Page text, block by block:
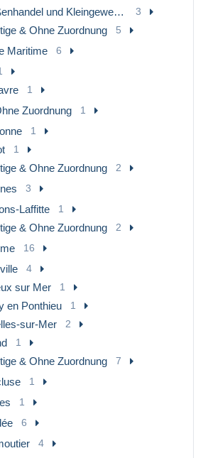
Straßenhandel und Kleingewerbe 3
& Ohne Zuordnung 5
Maritime 6
1
Zuordnung 1
1
1
& Ohne Zuordnung 2
3
Laffitte 1
& Ohne Zuordnung 2
16
4
sur Mer 1
en Ponthieu 1
sur-Mer 2
1
& Ohne Zuordnung 7
1
1
6
4